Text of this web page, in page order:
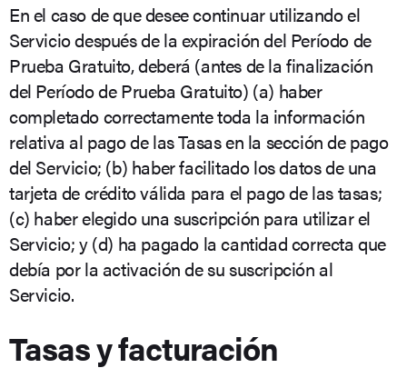
En el caso de que desee continuar utilizando el
Servicio después de la expiración del Período de
Prueba Gratuito, deberá (antes de la finalización
del Período de Prueba Gratuito) (a) haber
completado correctamente toda la información
relativa al pago de las Tasas en la sección de pago
del Servicio; (b) haber facilitado los datos de una
tarjeta de crédito válida para el pago de las tasas;
(c) haber elegido una suscripción para utilizar el
Servicio; y (d) ha pagado la cantidad correcta que
debía por la activación de su suscripción al
Servicio.
Tasas y facturación